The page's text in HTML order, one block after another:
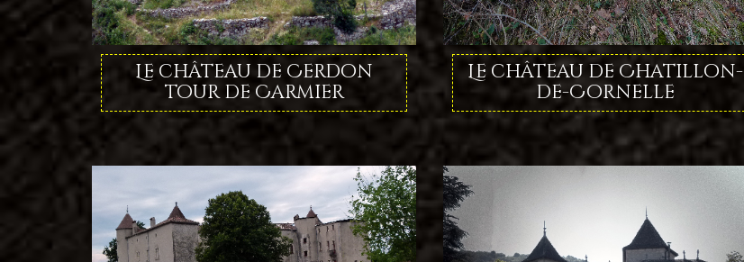
Le château de Cerdon
tour de Carmier
Le château de Chatillon-
de-Cornelle